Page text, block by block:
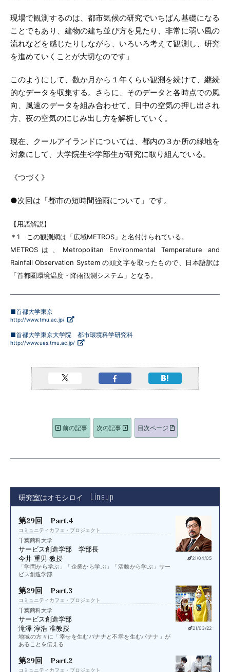
現場で観測するのは、都市気候の研究でいちばん基礎になる
ことでもあり、建物の建ち並び方を見たり、非常に弱い風の
流れなどを感じたりしながら、いろいろ考えて観測し、研究
を進めていくことが大切なのです」
このようにして、数か月から１年くらい観測を続けて、継続
的なデータを収集する。さらに、そのデータと各時点での風
向、風速のデータを組み合わせて、日中の空気の押し出され
方、夜の空気のにじみ出し方を解析していく。
現在、クールアイランドについては、都内の３か所の緑地を
対象にして、大学院生や学部生が研究に取り組んでいる。
《つづく》
●次回は「都市の短時間強雨について」です。
【用語解説】
＊1 この観測網は「広域METROS」と名付けられている。
METROSは、Metropolitan Environmental Temperature and
Rainfall Observation System の頭文字を取ったもので、日本語訳は
「首都圏環境温度・降雨観測システム」となる。
■首都大学東京
http://www.tmu.ac.jp/
■首都大学東京大学院 都市環境科学研究科
http://www.ues.tmu.ac.jp/
前の記事 次の記事 目次ページ
研究室はオモシロイ Lineup
21/04/05
第29回 Part.4
コミュニティカフェ・プロジェクト
千葉商科大学
サービス創造学部 学部長
今井 重男 教授
「学問から学ぶ」「企業から学ぶ」「活動から学ぶ」サー
ビス創造学部
21/03/22
第29回 Part.3
コミュニティカフェ・プロジェクト
千葉商科大学
サービス創造学部
滝澤 淳浩 准教授
地域の方々に「幸せを生むバナナと不幸を生むバナナ」が
あることを伝える
第29回 Part.2
コミュニティカフェ・プロジェクト